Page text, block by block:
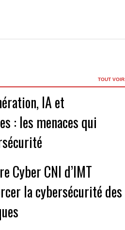
TOUT VOIR
IA et
: les menaces qui
Cyber CNI d’IMT
la cybersécurité des